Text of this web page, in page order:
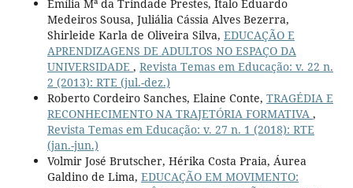
Emília Mª da Trindade Prestes, Ítalo Eduardo
Medeiros Sousa, Juliália Cássia Alves Bezerra,
Shirleide Karla de Oliveira Silva, EDUCAÇÃO E
APRENDIZAGENS DE ADULTOS NO ESPAÇO DA
UNIVERSIDADE , Revista Temas em Educação: v. 22 n.
2 (2013): RTE (jul.-dez.)
Roberto Cordeiro Sanches, Elaine Conte, TRAGÉDIA E
RECONHECIMENTO NA TRAJETÓRIA FORMATIVA ,
Revista Temas em Educação: v. 27 n. 1 (2018): RTE
(jan.-jun.)
Volmir José Brutscher, Hérika Costa Praia, Áurea
Galdino de Lima, EDUCAÇÃO EM MOVIMENTO: